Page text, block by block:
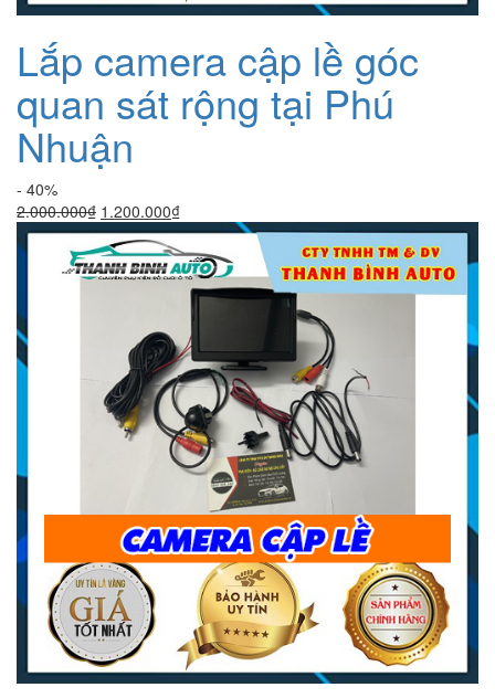
Lắp camera cập lề góc
quan sát rộng tại Phú
Nhuận
- 40%
2.000.000₫ Giá
gốc
là:
2.000.000₫.
1.200.000₫Giá
hiện
tại
là:
1.200.000₫.